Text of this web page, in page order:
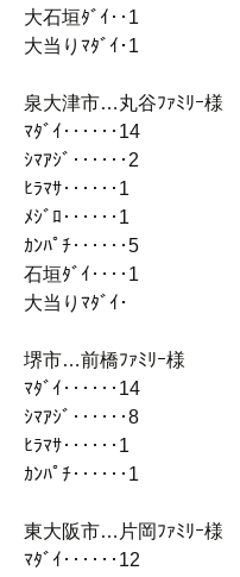
大石垣ﾀﾞｲ‥1
大当りﾏﾀﾞｲ･1
泉大津市…丸谷ﾌｧﾐﾘｰ様
ﾏﾀﾞｲ‥‥‥14
ｼﾏｱｼﾞ‥‥‥2
ﾋﾗﾏｻ‥‥‥1
ﾒｼﾞﾛ‥‥‥1
ｶﾝﾊﾟﾁ‥‥‥5
石垣ﾀﾞｲ‥‥1
大当りﾏﾀﾞｲ･
堺市…前橋ﾌｧﾐﾘｰ様
ﾏﾀﾞｲ‥‥‥14
ｼﾏｱｼﾞ‥‥‥8
ﾋﾗﾏｻ‥‥‥1
ｶﾝﾊﾟﾁ‥‥‥1
東大阪市…片岡ﾌｧﾐﾘｰ様
ﾏﾀﾞｲ‥‥‥12